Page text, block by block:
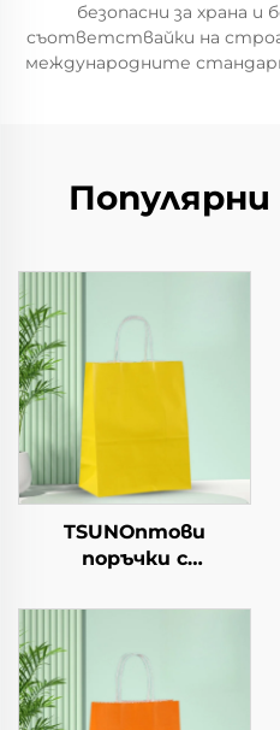
безопасни за храна и
съответствайки на
международните
TSUNОптови
поръчки с
логотип на крафт
торбоподобен
мешек с повърхност
за екранна печат за